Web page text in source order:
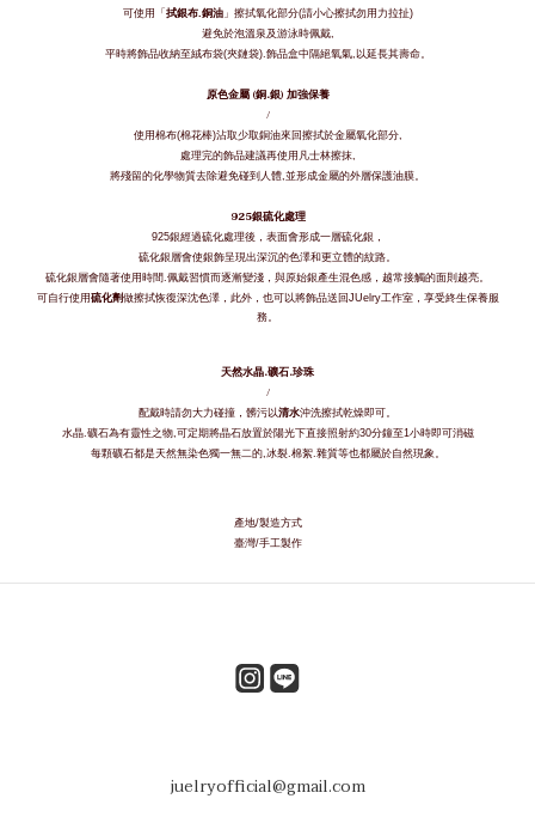
可使用「拭銀布.銅油」擦拭氧化部分(請小心擦拭勿用力拉扯)
避免於泡溫泉及游泳時佩戴,
平時將飾品收納至絨布袋(夾鏈袋).飾品盒中隔絕氧氣,以延長其壽命。
原色金屬(銅.銀)加強保養
/
使用棉布(棉花棒)沾取少取銅油來回擦拭於金屬氧化部分,
處理完的飾品建議再使用凡士林擦抹,
將殘留的化學物質去除避免碰到人體,並形成金屬的外層保護油膜。
925銀硫化處理
925銀經過硫化處理後，表面會形成一層硫化銀，
硫化銀層會使銀飾呈現出深沉的色澤和更立體的紋路。
硫化銀層會隨著使用時間.佩戴習慣而逐漸變淺，與原始銀產生混色感，越常接觸的面則越亮。
可自行使用硫化劑做擦拭恢復深沈色澤，此外，也可以將飾品送回JUelry工作室，享受終生保養服
務。
天然水晶.礦石.珍珠
/
配戴時請勿大力碰撞，髒污以清水沖洗擦拭乾燥即可。
水晶.礦石為有靈性之物,可定期將晶石放置於陽光下直接照射約30分鐘至1小時即可消磁
每顆礦石都是天然無染色獨一無二的,冰裂.棉絮.雜質等也都屬於自然現象。
產地/製造方式
臺灣/手工製作
juelryofficial@gmail.com